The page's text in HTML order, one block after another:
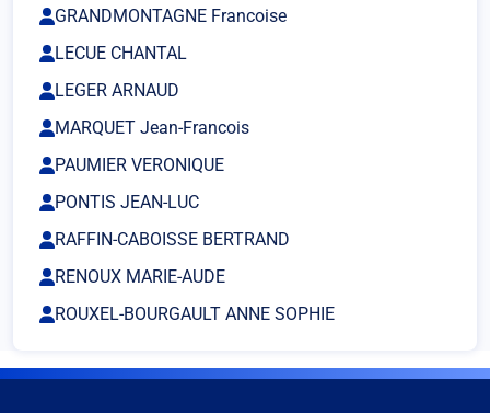
GRANDMONTAGNE Francoise
LECUE CHANTAL
LEGER ARNAUD
MARQUET Jean-Francois
PAUMIER VERONIQUE
PONTIS JEAN-LUC
RAFFIN-CABOISSE BERTRAND
RENOUX MARIE-AUDE
ROUXEL-BOURGAULT ANNE SOPHIE